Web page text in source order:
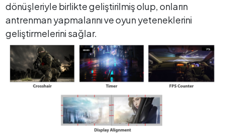
dönüşleriyle birlikte geliştirilmiş olup, onların
antrenman yapmalarını ve oyun yeteneklerini
geliştirmelerini sağlar.